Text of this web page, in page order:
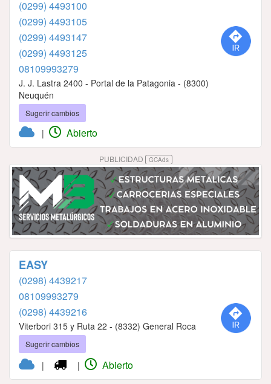
(0299) 4493100
(0299) 4493105
(0299) 4493147
(0299) 4493125
08109993279
J. J. Lastra 2400 - Portal de la Patagonia - (8300)
Neuquén
Sugerir cambios
| Abierto
PUBLICIDAD GCAds
EASY
(0298) 4439217
08109993279
(0298) 4439216
Viterbori 315 y Ruta 22 - (8332) General Roca
Sugerir cambios
| | Abierto